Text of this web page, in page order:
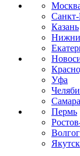
Санкт-
Казань
Уфа
Самара
Пермь
Якутск